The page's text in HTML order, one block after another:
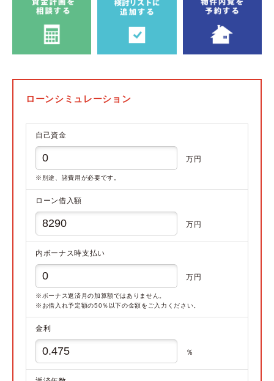
ローンシミュレーション
自己資金
万円
※別途、諸費用が必要です。
ローン借入額
万円
内ボーナス時支払い
万円
※ボーナス返済月の加算額ではありません。
※お借入れ予定額の50％以下の金額をご入力ください。
金利
％